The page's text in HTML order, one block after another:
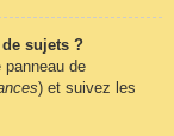
sujets ?
de
) et suivez les